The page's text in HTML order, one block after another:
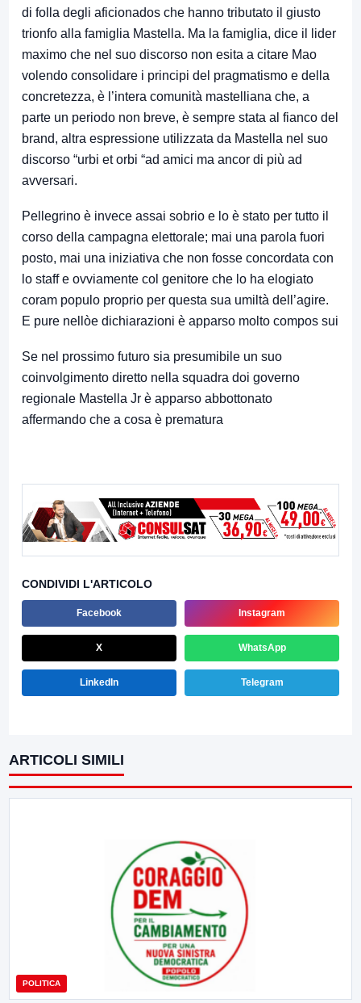
di folla degli aficionados che hanno tributato il giusto
trionfo alla famiglia Mastella. Ma la famiglia, dice il lider
maximo che nel suo discorso non esita a citare Mao
volendo consolidare i principi del pragmatismo e della
concretezza, è l’intera comunità mastelliana che, a
parte un periodo non breve, è sempre stata al fianco del
brand, altra espressione utilizzata da Mastella nel suo
discorso “urbi et orbi “ad amici ma ancor di più ad
avversari.
Pellegrino è invece assai sobrio e lo è stato per tutto il
corso della campagna elettorale; mai una parola fuori
posto, mai una iniziativa che non fosse concordata con
lo staff e ovviamente col genitore che lo ha elogiato
coram populo proprio per questa sua umiltà dell’agire.
E pure nellòe dichiarazioni è apparso molto compos sui
Se nel prossimo futuro sia presumibile un suo
coinvolgimento diretto nella squadra doi governo
regionale Mastella Jr è apparso abbottonato
affermando che a cosa è prematura
CONDIVIDI L'ARTICOLO
Facebook Instagram
X WhatsApp
LinkedIn Telegram
ARTICOLI SIMILI
POLITICA